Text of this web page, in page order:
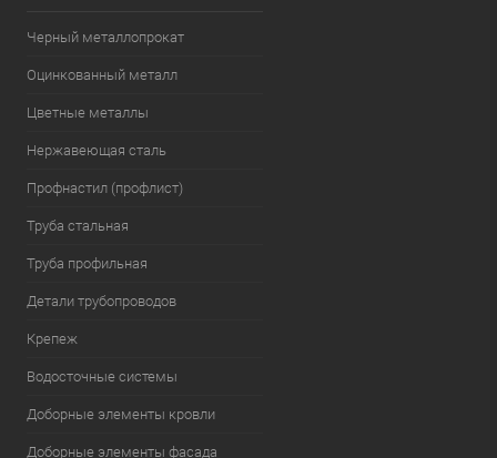
Черный металлопрокат
Оцинкованный металл
Цветные металлы
Нержавеющая сталь
Профнастил (профлист)
Труба стальная
Труба профильная
Детали трубопроводов
Крепеж
Водосточные системы
Доборные элементы кровли
Доборные элементы фасада